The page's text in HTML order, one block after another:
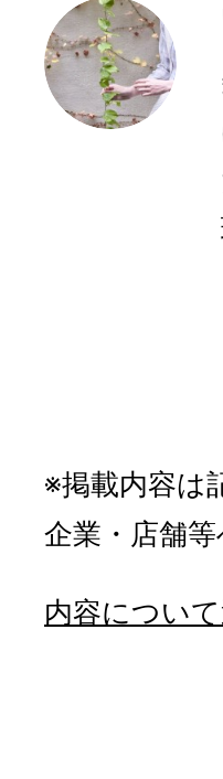
※掲載内容は
企業・店舗
内容につい